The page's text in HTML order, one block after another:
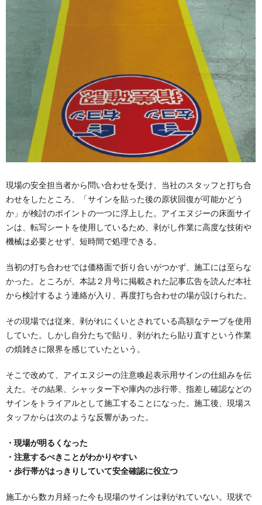
現場の安全担当者から問い合わせを受け、当社のスタッフと打ち合
わせをしたところ、「サインを貼った後の原状回復が可能かどう
か」が検討のポイントの一つに浮上した。アイエヌジーの床面サイ
ンは、転写シートを使用しているため、剥がし作業に高度な技術や
機械は必要とせず、短時間で処理できる。
当初の打ち合わせでは価格面で折り合いがつかず、施工には至らな
かった。ところが、本誌２月号に掲載された記事広告を読んだ本社
から検討するよう連絡が入り、再度打ち合わせの場が設けられた。
その現場では従来、剥がれにくいとされている高額なテープを使用
していた。しかし自分たちで貼り、剥がれたら貼り直すという作業
の煩雑さに限界を感じていたという。
そこで改めて、アイエヌジーの注意喚起表示用サインの仕組みを伝
えた。その結果、シャッター下や庫内の歩行帯、指差し確認などの
サインをトライアルとして施工することになった。施工後、現場ス
タッフからは次のような反響があった。
・現場が明るくなった
・注意するべきことがわかりやすい
・歩行帯がはっきりしていて安全確認に役立つ
施工から数カ月経った今も現場のサインは剥がれていない。現状で